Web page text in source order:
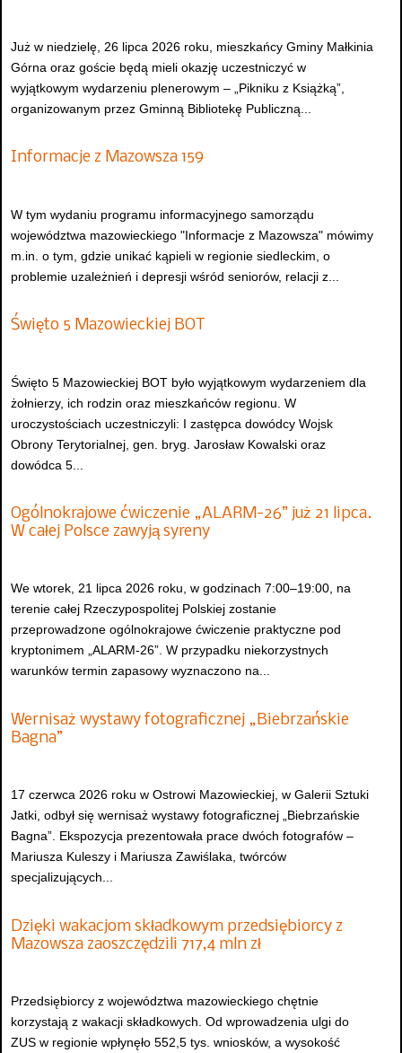
Już w niedzielę, 26 lipca 2026 roku, mieszkańcy Gminy Małkinia
Górna oraz goście będą mieli okazję uczestniczyć w
wyjątkowym wydarzeniu plenerowym – „Pikniku z Książką”,
organizowanym przez Gminną Bibliotekę Publiczną...
Informacje z Mazowsza 159
W tym wydaniu programu informacyjnego samorządu
województwa mazowieckiego "Informacje z Mazowsza" mówimy
m.in. o tym, gdzie unikać kąpieli w regionie siedleckim, o
problemie uzależnień i depresji wśród seniorów, relacji z...
Święto 5 Mazowieckiej BOT
Święto 5 Mazowieckiej BOT było wyjątkowym wydarzeniem dla
żołnierzy, ich rodzin oraz mieszkańców regionu. W
uroczystościach uczestniczyli: I zastępca dowódcy Wojsk
Obrony Terytorialnej, gen. bryg. Jarosław Kowalski oraz
dowódca 5...
Ogólnokrajowe ćwiczenie „ALARM-26” już 21 lipca.
W całej Polsce zawyją syreny
We wtorek, 21 lipca 2026 roku, w godzinach 7:00–19:00, na
terenie całej Rzeczypospolitej Polskiej zostanie
przeprowadzone ogólnokrajowe ćwiczenie praktyczne pod
kryptonimem „ALARM-26”. W przypadku niekorzystnych
warunków termin zapasowy wyznaczono na...
Wernisaż wystawy fotograficznej „Biebrzańskie
Bagna”
17 czerwca 2026 roku w Ostrowi Mazowieckiej, w Galerii Sztuki
Jatki, odbył się wernisaż wystawy fotograficznej „Biebrzańskie
Bagna”. Ekspozycja prezentowała prace dwóch fotografów –
Mariusza Kuleszy i Mariusza Zawiślaka, twórców
specjalizujących...
Dzięki wakacjom składkowym przedsiębiorcy z
Mazowsza zaoszczędzili 717,4 mln zł
Przedsiębiorcy z województwa mazowieckiego chętnie
korzystają z wakacji składkowych. Od wprowadzenia ulgi do
ZUS w regionie wpłynęło 552,5 tys. wniosków, a wysokość